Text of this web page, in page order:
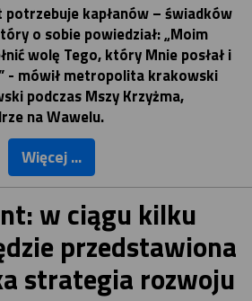
potrzebuje kapłanów – świadków
o sobie powiedział: „Moim
wolę Tego, który Mnie posłał i
- mówił metropolita krakowski
podczas Mszy Krzyżma,
na Wawelu.
Więcej ...
w ciągu kilku
przedstawiona
strategia rozwoju